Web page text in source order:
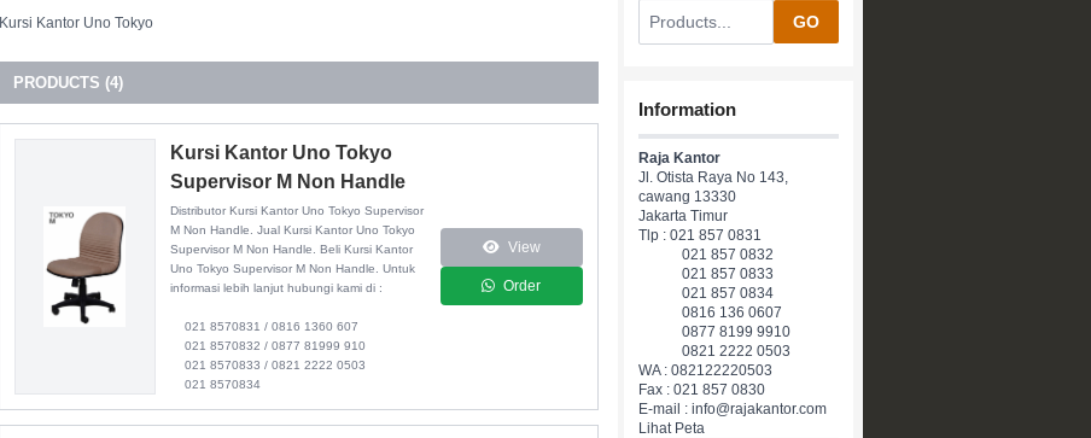
Kursi Kantor Uno Tokyo
PRODUCTS (4)
Kursi Kantor Uno Tokyo
Supervisor M Non Handle
DistributorKursi Kantor Uno Tokyo Supervisor
M Non Handle
. Jual Kursi Kantor Uno Tokyo
Supervisor M Non Handle. Beli Kursi Kantor
Uno Tokyo Supervisor M Non Handle. Untuk
informasi lebih lanjut hubungi kami di :
021 8570831 / 0816 1360 607
021 8570832 / 0877 81999 910
021 8570833 / 0821 2222 0503
021 8570834
View
Order
GO
Information
Raja Kantor
Jl. Otista Raya No 143,
cawang 13330
Jakarta Timur
Tlp : 021 857 0831
021 857 0832
021 857 0833
021 857 0834
0816 136 0607
0877 8199 9910
0821 2222 0503
WA : 082122220503
Fax : 021 857 0830
E-mail : info@rajakantor.com
Lihat Peta